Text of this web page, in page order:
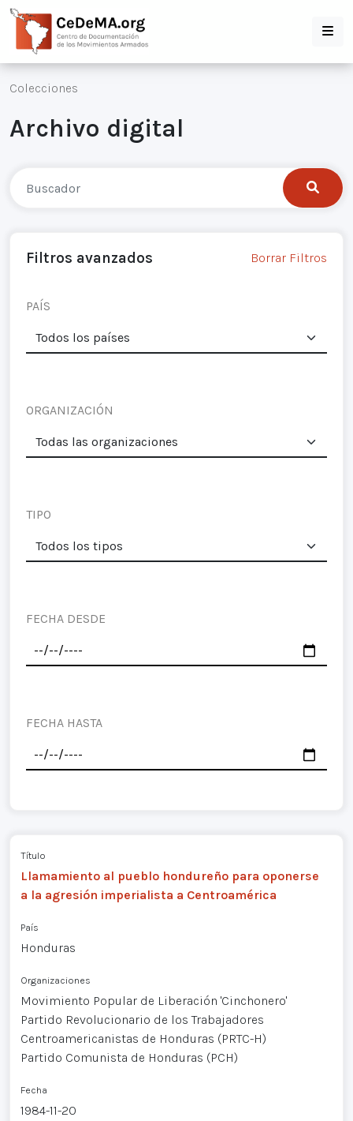
Colecciones
Archivo digital
Filtros avanzados Borrar Filtros
PAÍS
ORGANIZACIÓN
TIPO
FECHA DESDE
FECHA HASTA
Título
Llamamiento al pueblo hondureño para oponerse
a la agresión imperialista a Centroamérica
País
Honduras
Organizaciones
Movimiento Popular de Liberación 'Cinchonero'
Partido Revolucionario de los Trabajadores
Centroamericanistas de Honduras (PRTC-H)
Partido Comunista de Honduras (PCH)
Fecha
1984-11-20